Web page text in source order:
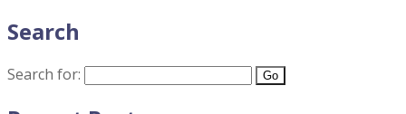
Search
Search for: